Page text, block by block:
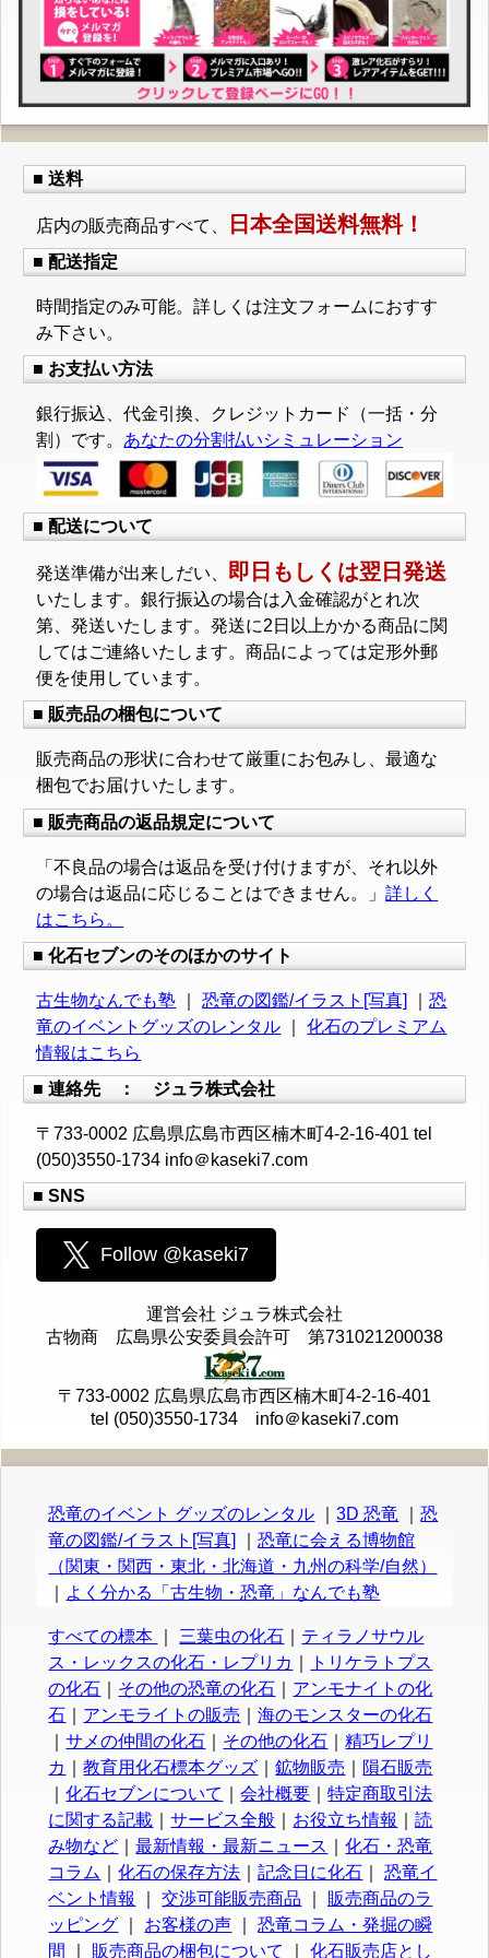
■ 送料
店内の販売商品すべて、 日本全国送料無料！
■ 配送指定
時間指定のみ可能。詳しくは注文フォームにおすす
み下さい。
■ お支払い方法
銀行振込、代金引換、クレジットカード（一括・分
割）です。 あなたの分割払いシミュレーション
■ 配送について
発送準備が出来しだい、 即日もしくは翌日発送
いたします。銀行振込の場合は入金確認がとれ次
第、発送いたします。発送に2日以上かかる商品に関
してはご連絡いたします。商品によっては定形外郵
便を使用しています。
■ 販売品の梱包について
販売商品の形状に合わせて厳重にお包みし、最適な
梱包でお届けいたします。
■ 販売商品の返品規定について
「不良品の場合は返品を受け付けますが、それ以外
の場合は返品に応じることはできません。」詳しく
はこちら。
■ 化石セブンのそのほかのサイト
古生物なんでも塾 ｜恐竜の図鑑/イラスト[写真] ｜恐
竜のイベントグッズのレンタル ｜化石のプレミアム
情報はこちら
■ 連絡先 ： ジュラ株式会社
〒733-0002 広島県広島市西区楠木町4-2-16-401 tel
(050)3550-1734 info＠kaseki7.com
■ SNS
Follow @kaseki7
運営会社 ジュラ株式会社
古物商 広島県公安委員会許可 第731021200038
〒733-0002 広島県広島市西区楠木町4-2-16-401
tel (050)3550-1734 info＠kaseki7.com
恐竜のイベント グッズのレンタル ｜3D 恐竜 ｜恐
竜の図鑑/イラスト[写真]
｜恐竜に会える博物館
（関東・関西・東北・北海道・九州の科学/自然）
よく分かる「古生物・恐竜」なんでも塾
すべての標本 三葉虫の化石
ティラノサウル
ス・レックスの化石・レプリカ
トリケラトプス
の化石
その他の恐竜の化石
アンモナイトの化
石
アンモライトの販売 ｜海のモンスターの化石
｜サメの仲間の化石 その他の化石 ｜精巧レプリ
カ
｜教育用化石標本グッズ ｜鉱物販売
隕石販売
｜化石セブンについて ｜会社概要 ｜特定商取引法
に関する記載 ｜サービス全般 お役立ち情報 ｜読
み物など ｜最新情報・最新ニュース ｜化石・恐竜
コラム
｜化石の保存方法 ｜記念日に化石 ｜恐竜イ
ベント情報
｜交渉可能販売商品
販売商品のラ
ッピング
お客様の声 ｜恐竜コラム・発掘の瞬
間
販売商品の梱包について ｜化石販売店とし